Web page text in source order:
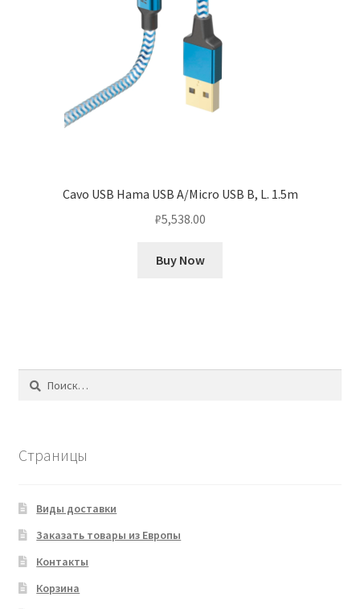
Cavo USB Hama USB A/Micro USB B, L. 1.5m
₽5,538.00
Buy Now
Найти:
Страницы
Виды доставки
Заказать товары из Европы
Контакты
Корзина